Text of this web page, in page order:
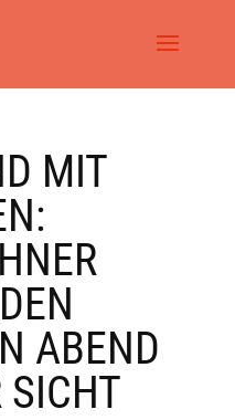
MIT
ABEND
SICHT